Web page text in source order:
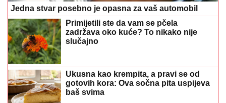
Jedna stvar posebno je opasna za vaš automobil
Primijetili ste da vam se pčela
zadržava oko kuće? To nikako nije
slučajno
Ukusna kao krempita, a pravi se od
gotovih kora: Ova sočna pita uspijeva
baš svima